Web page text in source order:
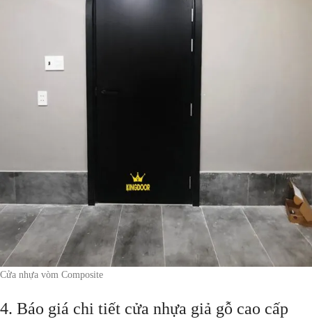
Cửa nhựa vòm Composite
4. Báo giá chi tiết cửa nhựa giả gỗ cao cấp